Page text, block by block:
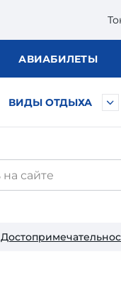
АВИАБИЛЕТЫ
ВИДЫ ОТДЫХА